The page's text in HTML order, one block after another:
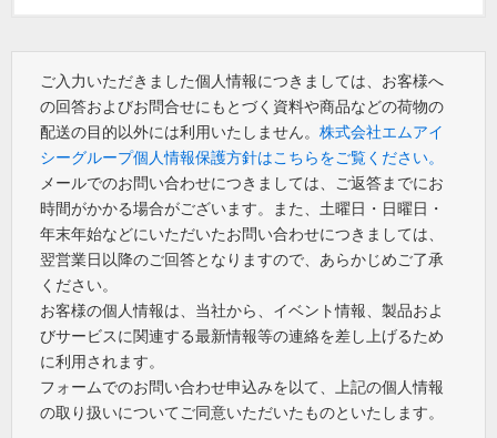
ご入力いただきました個人情報につきましては、お客様へ
の回答およびお問合せにもとづく資料や商品などの荷物の
配送の目的以外には利用いたしません。 株式会社エムアイ
シーグループ個人情報保護方針はこちらをご覧ください。
メールでのお問い合わせにつきましては、ご返答までにお
時間がかかる場合がございます。また、土曜日・日曜日・
年末年始などにいただいたお問い合わせにつきましては、
翌営業日以降のご回答となりますので、あらかじめご了承
ください。
お客様の個人情報は、当社から、イベント情報、製品およ
びサービスに関連する最新情報等の連絡を差し上げるため
に利用されます。
フォームでのお問い合わせ申込みを以て、上記の個人情報
の取り扱いについてご同意いただいたものといたします。